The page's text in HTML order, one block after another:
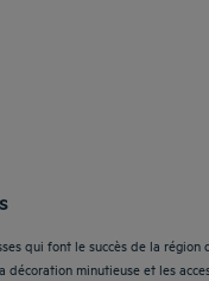
qui font le succès de la
minutieuse et les